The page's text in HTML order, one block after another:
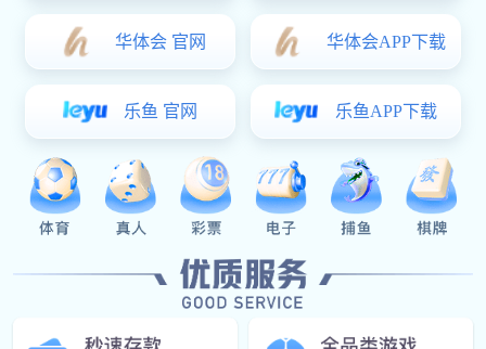
立体仓库堆垛机采用了自动化物流仓储设备，实现
立体库存储的自动化管理，达到及时自动为输送线补给
缸体组芯和空托盘，同时在输送线上实现及时为下一工
位输送货物，控制采用手动、自动两种形式，更灵活处
理输送时出现的异常问题。